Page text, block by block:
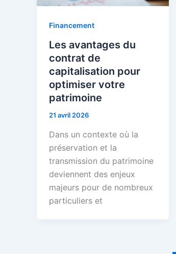
Financement
Les avantages du
contrat de
capitalisation pour
optimiser votre
patrimoine
21 avril 2026
Dans un contexte où la
préservation et la
transmission du patrimoine
deviennent des enjeux
majeurs pour de nombreux
particuliers et